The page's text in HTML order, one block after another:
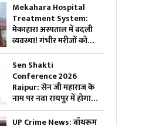
Mekahara Hospital
Treatment System:
मेकाहारा अस्पताल में बदली
व्यवस्था! गंभीर मरीजों को
अब ऐसे मिलेगी इमरजेंसी
वार्ड में एंट्री, यहां होगी
शुरुआती जांच
Sen Shakti
Conference 2026
Raipur: सेन जी महाराज के
नाम पर नवा रायपुर में होगा
चौक, केश शिल्पी सम्मान
समारोह में सीएम साय ने
UP Crime News: बॉथरूम